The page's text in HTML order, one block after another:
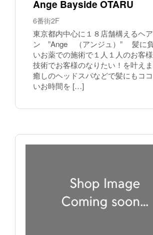
Ange Bayside OTARU
6番街2F
東京都内中心に１８店舗構えるヘ
ン ”Ange （アンジュ）” 髪に
いお薬での施術で１人１人のお客
技術でお客様のなりたい！を叶え
癒しのヘッドスパなどで髪にもコ
いお時間を […]